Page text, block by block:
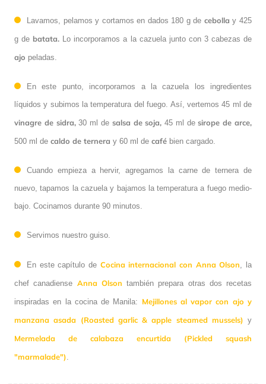
Lavamos, pelamos y cortamos en dados 180 g de cebolla y 425
g de batata. Lo incorporamos a la cazuela junto con 3 cabezas de
ajo peladas.
En este punto, incorporamos a la cazuela los ingredientes
líquidos y subimos la temperatura del fuego. Así, vertemos 45 ml de
vinagre de sidra,30 ml de salsa de soja, 45 ml desirope de arce,
500 ml de caldo de ternera y 60 ml de café bien cargado.
Cuando empieza a hervir, agregamos la carne de ternera de
nuevo, tapamos la cazuela y bajamos la temperatura a fuego medio-
bajo. Cocinamos durante 90 minutos.
Servimos nuestro guiso.
En este capítulo de Cocina internacional con Anna Olson, la
chef canadiense Anna Olson también prepara otras dos recetas
inspiradas en la cocina de Manila: Mejillones al vapor con ajo y
manzana asada (Roasted garlic & apple steamed mussels) y
Mermelada de calabaza encurtida (Pickled squash
"marmalade").